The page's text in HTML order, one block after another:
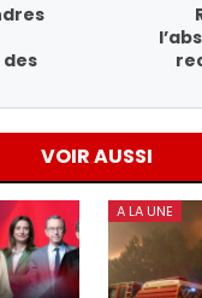
VOIR AUSSI
A LA UNE